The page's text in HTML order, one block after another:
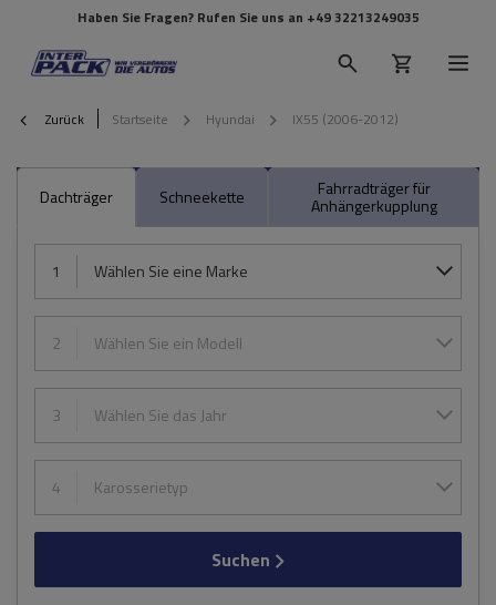
Haben Sie Fragen? Rufen Sie uns an +49 32213249035
Zurück Startseite Hyundai IX55 (2006-2012)
Dachträger Schneekette Fahrradträger für
Anhängerkupplung
1 Wählen Sie eine Marke
2 Wählen Sie ein Modell
3 Wählen Sie das Jahr
4 Karosserietyp
Suchen